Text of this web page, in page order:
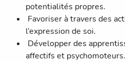
potentialités propres.
Favoriser à travers des
l’expression de soi.
Développer des
affectifs et psychomoteurs.